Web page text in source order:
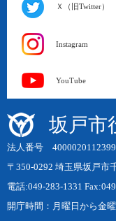
Ｘ（旧Twitter）
Instagram
YouTube
坂戸市
法人番号 4000020112399
〒350-0292 埼玉県坂戸市
電話:049-283-1331
開庁時間：月曜日から金